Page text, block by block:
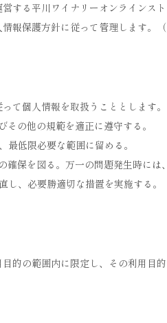
する平川ワイナリーオンラインス
報保護方針に従って管理します。
て個人情報を取扱うこととします。
その他の規範を適正に遵守する。
最低限必要な範囲に留める。
保を図る。万一の問題発生時には
し、必要勝適切な措置を実施する。
的の範囲内に限定し、その利用目